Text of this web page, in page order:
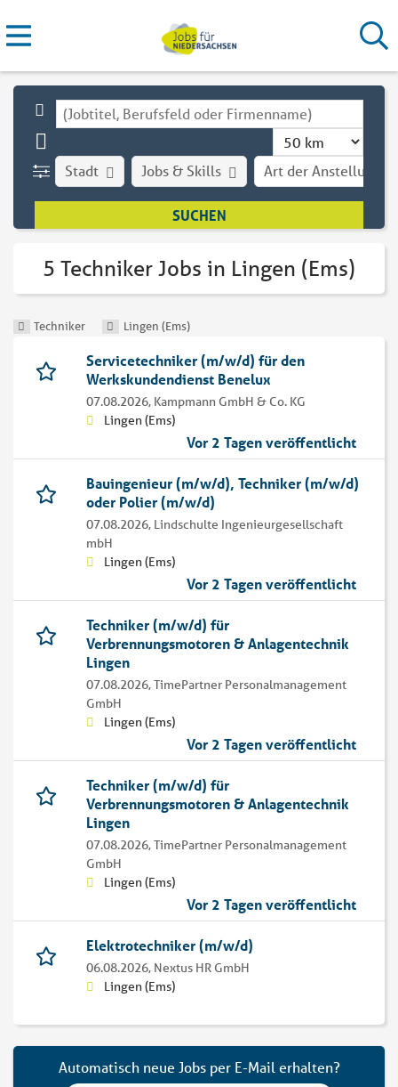
Stadt Art der Anstellung
Jobs & Skills
5 Techniker Jobs in Lingen (Ems)
Techniker Lingen (Ems)
Servicetechniker (m/w/d) für den
Werkskundendienst Benelux
07.08.2026, Kampmann GmbH & Co. KG
Lingen (Ems)
Vor 2 Tagen veröffentlicht
Bauingenieur (m/w/d), Techniker (m/w/d)
oder Polier (m/w/d)
07.08.2026, Lindschulte Ingenieurgesellschaft
mbH
Lingen (Ems)
Vor 2 Tagen veröffentlicht
Techniker (m/w/d) für
Verbrennungsmotoren & Anlagentechnik
Lingen
07.08.2026,TimePartner Personalmanagement
GmbH
Lingen (Ems)
Vor 2 Tagen veröffentlicht
Techniker (m/w/d) für
Verbrennungsmotoren & Anlagentechnik
Lingen
07.08.2026,TimePartner Personalmanagement
GmbH
Lingen (Ems)
Vor 2 Tagen veröffentlicht
Elektrotechniker (m/w/d)
06.08.2026, Nextus HR GmbH
Lingen (Ems)
Automatisch neue Jobs per E-Mail erhalten?